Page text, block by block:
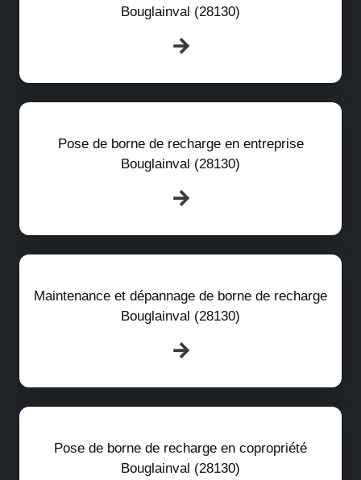
Bouglainval (28130)
Pose de borne de recharge en entreprise
Bouglainval (28130)
Maintenance et dépannage de borne de recharge
Bouglainval (28130)
Pose de borne de recharge en copropriété
Bouglainval (28130)